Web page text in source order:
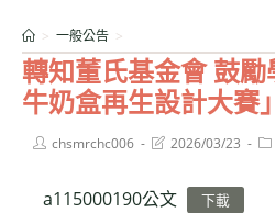
轉知董氏基金會 鼓
牛奶盒再生設計大賽」
> 一般公告 >
Postchsmrchc006
Post2026/03/23
a115000190公文 下載